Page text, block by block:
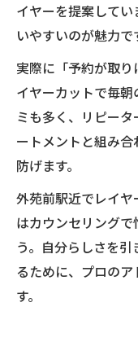
イヤーを提案して
いやすいのが魅力で
実際に「予約が取
イヤーカットで毎
ミも多く、リピー
ートメントと組み
防げます。
外苑前駅近でレイ
はカウンセリング
う。自分らしさを
るために、プロの
す。